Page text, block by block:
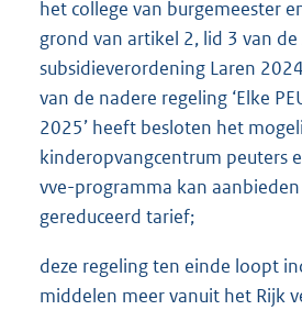
het college van burgemeester
grond van artikel 2, lid 3 van de
subsidieverordening Laren
van de nadere regeling ‘Elke
2025’ heeft besloten het
kinderopvangcentrum peuters
vve-programma kan
gereduceerd tarief;
deze regeling ten einde loopt
middelen meer vanuit het Rijk